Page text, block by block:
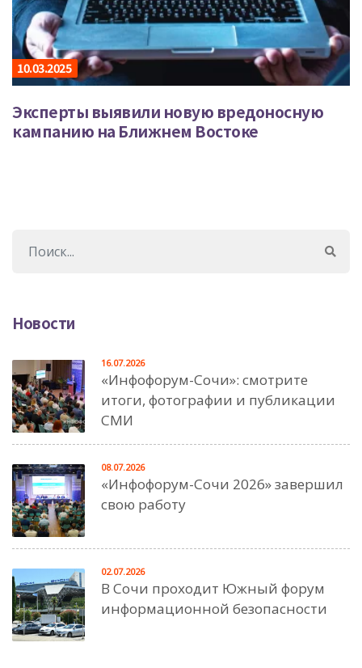
10.03.2025
Эксперты выявили новую вредоносную
кампанию на Ближнем Востоке
Новости
«Инфофорум-Сочи»: смотрите
итоги, фотографии и публикации
СМИ
16.07.2026
«Инфофорум-Сочи 2026» завершил
свою работу
08.07.2026
В Сочи проходит Южный форум
информационной безопасности
02.07.2026